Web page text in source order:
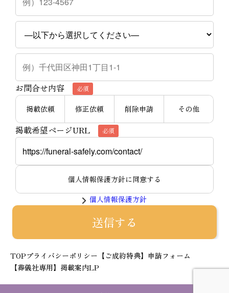
お問合せ内容 必須
掲載依頼 修正依頼 削除申請 その他
掲載希望ページURL 必須
個人情報保護方針に同意する
個人情報保護方針
TOPプライバシーポリシー 【ご成約特典】申請フォーム
【葬儀社専用】掲載案内LP